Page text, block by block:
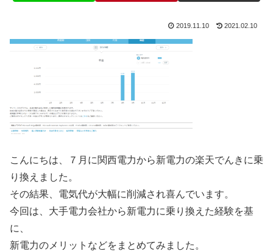
2019.11.10 2021.02.10
こんにちは、７月に関西電力から新電力の楽天でんきに乗
り換えました。
その結果、電気代が大幅に削減され喜んでいます。
今回は、大手電力会社から新電力に乗り換えた経験を基
に、
新電力のメリットなどをまとめてみました。